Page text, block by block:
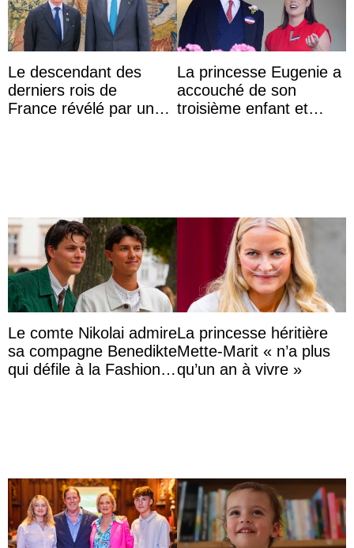
Le descendant des
derniers rois de
France révélé par un
La princesse Eugenie a
accouché de son
troisième enfant et
Le comte Nikolai admire
sa compagne Benedikte
qui défile à la Fashion
La princesse héritière
Mette-Marit « n’a plus
qu’un an à vivre »